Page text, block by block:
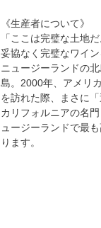
《生産者について》
「ここは完璧な土地
妥協なく完璧なワイン
ニュージーランドの
島。2000年、アメリ
を訪れた際、まさに
カリフォルニアの名
ュージーランドで最
ります。